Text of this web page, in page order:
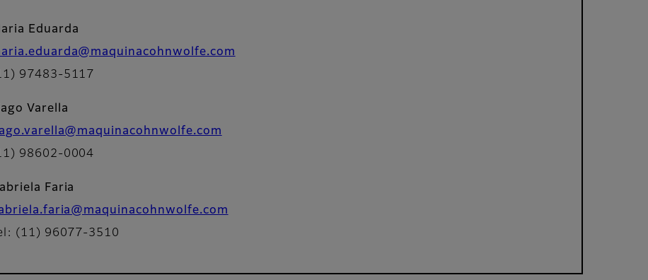
Eduarda
97483-5117
Varella
98602-0004
Faria
(11) 96077-3510